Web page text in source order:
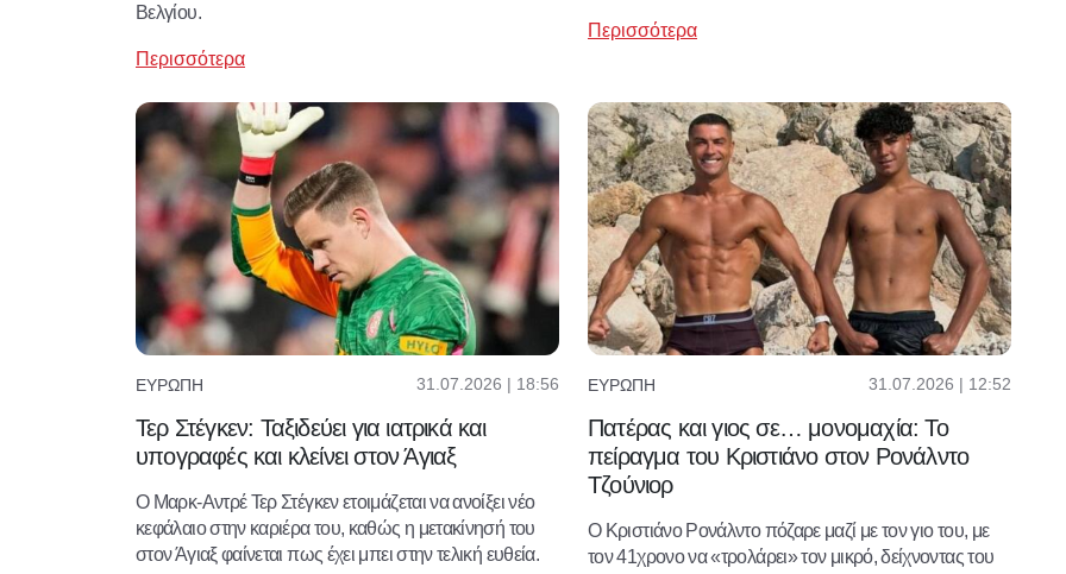
Βελγίου.
Περισσότερα
Περισσότερα
ΕΥΡΏΠΗ 31.07.2026 | 18:56
Τερ Στέγκεν: Ταξιδεύει για ιατρικά και
υπογραφές και κλείνει στον Άγιαξ
Ο Μαρκ-Αντρέ Τερ Στέγκεν ετοιμάζεται να ανοίξει νέο
κεφάλαιο στην καριέρα του, καθώς η μετακίνησή του
στον Άγιαξ φαίνεται πως έχει μπει στην τελική ευθεία.
ΕΥΡΏΠΗ 31.07.2026 | 12:52
Πατέρας και γιος σε… μονομαχία: Το
πείραγμα του Κριστιάνο στον Ρονάλντο
Τζούνιορ
Ο Κριστιάνο Ρονάλντο πόζαρε μαζί με τον γιο του, με
τον 41χρονο να «τρολάρει» τον μικρό, δείχνοντας του